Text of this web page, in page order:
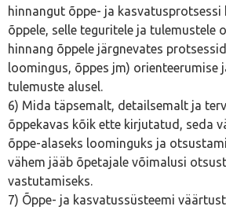
hinnangut õppe- ja kasvatusprotsessi
õppele, selle teguritele ja tulemustele
hinnang õppele järgnevates
loomingus, õppes jm) orienteerumise
tulemuste alusel.
6) Mida täpsemalt, detailsemalt ja
õppekavas kõik ette kirjutatud, seda
õppe-alaseks loominguks ja
vähem jääb õpetajale võimalusi
vastutamiseks.
7) Õppe- ja kasvatussüsteemi